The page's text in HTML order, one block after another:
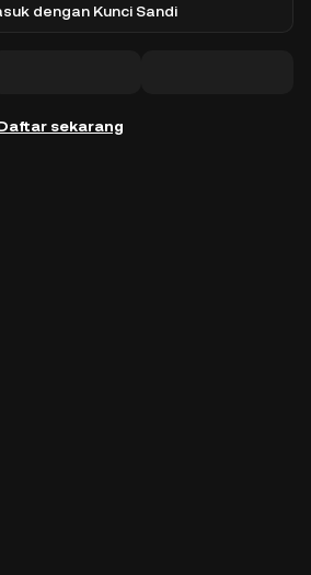
dengan Kunci Sandi
sekarang